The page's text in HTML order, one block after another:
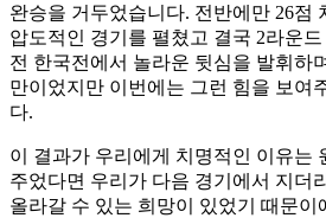
완승을 거두었습니다. 전반에만 26점
압도적인 경기를 펼쳤고 결국 2라운
전 한국전에서 놀라운 뒷심을 발휘하
만이었지만 이번에는 그런 힘을 보여
다.
이 결과가 우리에게 치명적인 이유는
주었다면 우리가 다음 경기에서 지더
올라갈 수 있는 희망이 있었기 때문이